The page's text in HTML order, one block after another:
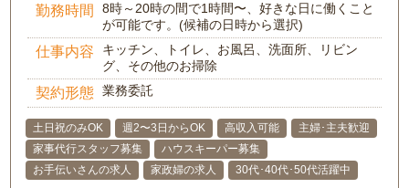
勤務時間
8時～20時の間で1時間〜、好きな日に働くこと
が可能です。(候補の日時から選択)
仕事内容
キッチン、トイレ、お風呂、洗面所、リビン
グ、その他のお掃除
契約形態 業務委託
土日祝のみOK 週2〜3日からOK 高収入可能
主婦･主夫歓迎
家事代行スタッフ募集
ハウスキーパー募集
お手伝いさんの求人
家政婦の求人 30代･40代･50代活躍中